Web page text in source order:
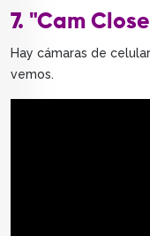
7. "Cam
Hay cámaras de
vemos.